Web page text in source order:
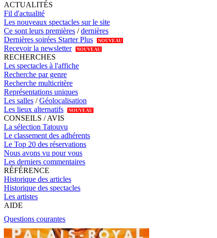
ACTUALITÉS
Fil d'actualité
Les nouveaux spectacles sur le site
Ce sont leurs premières /dernières
Dernières soirées Starter Plus
NOUVEAU
Recevoir la newsletter NOUVEAU
RECHERCHES
Les spectacles à l'affiche
Recherche par genre
Recherche multicritère
Représentations uniques
Les salles /Géolocalisation
Les lieux alternatifs
NOUVEAU
CONSEILS / AVIS
La sélection Tatouvu
Le classement des adhérents
Le Top 20 des réservations
Nous avons vu pour vous
Les derniers commentaires
RÉFÉRENCE
Historique des articles
Historique des spectacles
Les artistes
AIDE
Questions courantes